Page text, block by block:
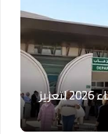
13 مطاراً مغربياً ضمن مخطط جوي ضخم لشتاء 2026 لتعزيز